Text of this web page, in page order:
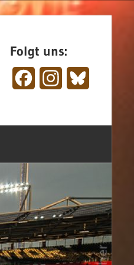
Folgt uns:
FacebookInstagram